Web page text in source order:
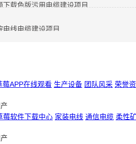
载色版污用电缆建设项目
线电缆建设项目
莓APP在线观看 生产设备 团队风采 荣誉
莓软件下载中心 家装电线 通信电缆 柔性